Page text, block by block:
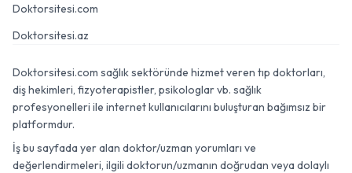
Doktorsitesi.com
Doktorsitesi.az
Doktorsitesi.com sağlık sektöründe hizmet veren tıp doktorları,
diş hekimleri, fizyoterapistler, psikologlar vb. sağlık
profesyonelleri ile internet kullanıcılarını buluşturan bağımsız bir
platformdur.
İş bu sayfada yer alan doktor/uzman yorumları ve
değerlendirmeleri, ilgili doktorun/uzmanın doğrudan veya dolaylı